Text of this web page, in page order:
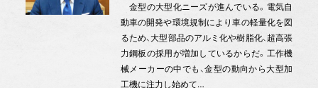
金型の大型化ニーズが進んでいる。電気自
動車の開発や環境規制により車の軽量化を図
るため、大型部品のアルミ化や樹脂化、超高張
力鋼板の採用が増加しているからだ。工作機
械メーカーの中でも、金型の動向から大型加
工機に注力し始めて…